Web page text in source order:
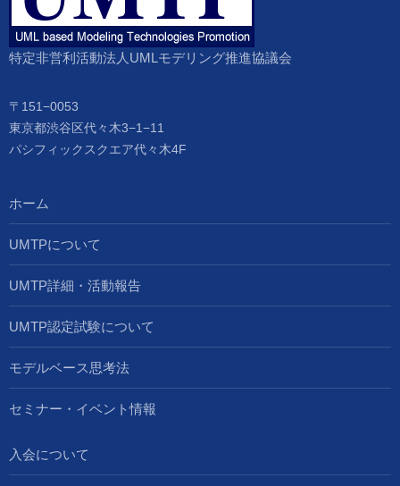
特定非営利活動法人UMLモデリング推進協議会
〒151−0053
東京都渋谷区代々木3−1−11
パシフィックスクエア代々木4F
ホーム
UMTPについて
UMTP詳細・活動報告
UMTP認定試験について
モデルベース思考法
セミナー・イベント情報
入会について